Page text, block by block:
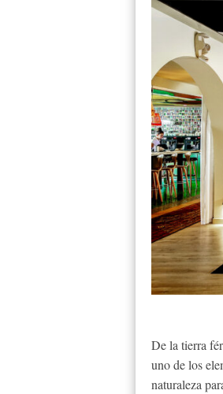
De la tierra
uno de los
naturaleza